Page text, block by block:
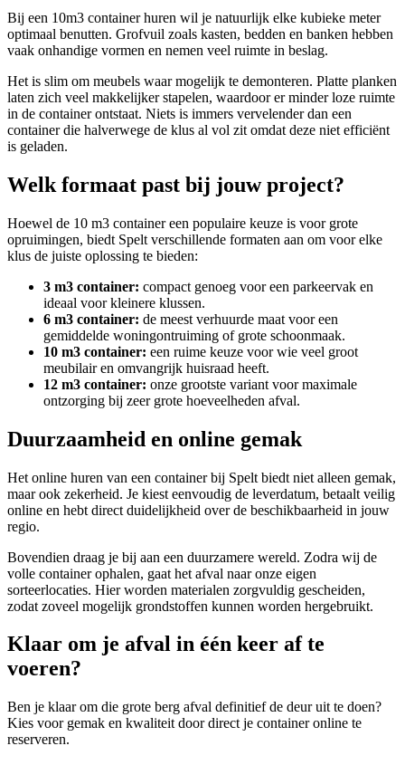
Bij een 10m3 container huren wil je natuurlijk elke kubieke meter
optimaal benutten. Grofvuil zoals kasten, bedden en banken hebben
vaak onhandige vormen en nemen veel ruimte in beslag.
Het is slim om meubels waar mogelijk te demonteren. Platte planken
laten zich veel makkelijker stapelen, waardoor er minder loze ruimte
in de container ontstaat. Niets is immers vervelender dan een
container die halverwege de klus al vol zit omdat deze niet efficiënt
is geladen.
Welk formaat past bij jouw project?
Hoewel de 10 m3 container een populaire keuze is voor grote
opruimingen, biedt Spelt verschillende formaten aan om voor elke
klus de juiste oplossing te bieden:
3 m3 container: compact genoeg voor een parkeervak en
ideaal voor kleinere klussen.
6 m3 container: de meest verhuurde maat voor een
gemiddelde woningontruiming of grote schoonmaak.
10 m3 container: een ruime keuze voor wie veel groot
meubilair en omvangrijk huisraad heeft.
12 m3 container: onze grootste variant voor maximale
ontzorging bij zeer grote hoeveelheden afval.
Duurzaamheid en online gemak
Het online huren van een container bij Spelt biedt niet alleen gemak,
maar ook zekerheid. Je kiest eenvoudig de leverdatum, betaalt veilig
online en hebt direct duidelijkheid over de beschikbaarheid in jouw
regio.
Bovendien draag je bij aan een duurzamere wereld. Zodra wij de
volle container ophalen, gaat het afval naar onze eigen
sorteerlocaties. Hier worden materialen zorgvuldig gescheiden,
zodat zoveel mogelijk grondstoffen kunnen worden hergebruikt.
Klaar om je afval in één keer af te
voeren?
Ben je klaar om die grote berg afval definitief de deur uit te doen?
Kies voor gemak en kwaliteit door direct je container online te
reserveren.